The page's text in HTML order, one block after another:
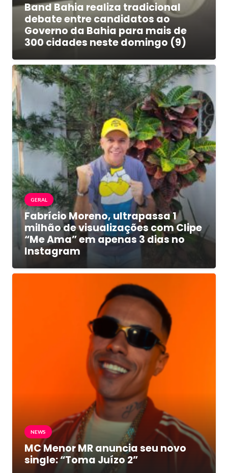
Band Bahia realiza tradicional
debate entre candidatos ao
Governo da Bahia para mais de
300 cidades neste domingo (9)
GERAL
Fabrício Moreno, ultrapassa 1
milhão de visualizações com Clipe
“Me Ama” em apenas 3 dias no
Instagram
NEWS
MC Menor MR anuncia seu novo
single: “Toma Juízo 2”